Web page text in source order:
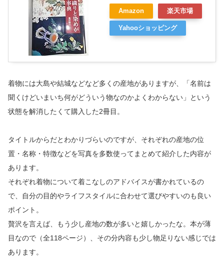
Amazon 楽天市場
Yahooショッピング
着物には大島や結城などなど多くの産地がありますが、「名前は
聞くけどいまいち何がどういう物なのかよくわからない」という
状態を解消したくて購入した2冊目。
タイトルからだとわかりづらいのですが、それぞれの産地の位
置・名称・特徴などを写真を多数使ってまとめて紹介した内容が
あります。
それぞれ着物について着こなしのアドバイスが書かれているの
で、自分の目的やライフスタイルに合わせて選びやすいのも良い
ポイント。
贅沢を言えば、もう少し産地の数が多いと嬉しかったな。本が薄
目なので（全118ページ）、その分内容も少し物足りない感じでは
あります。